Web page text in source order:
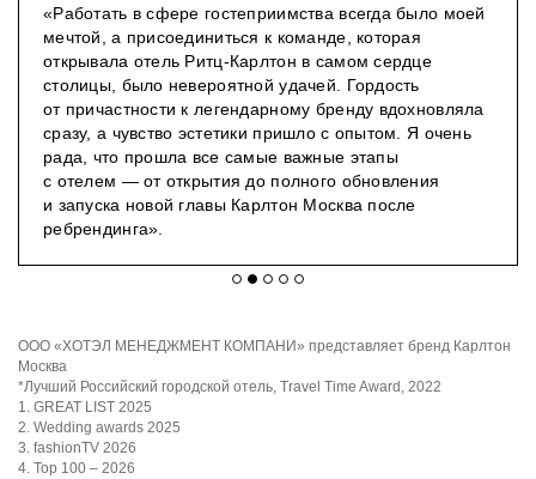
«Работать в сфере гостеприимства всегда было моей
мечтой, а присоединиться к команде, которая
открывала отель Ритц-Карлтон в самом сердце
столицы, было невероятной удачей. Гордость
от причастности к легендарному бренду вдохновляла
сразу, а чувство эстетики пришло с опытом. Я очень
рада, что прошла все самые важные этапы
с отелем — от открытия до полного обновления
и запуска новой главы Карлтон Москва после
ребрендинга».
ООО «ХОТЭЛ МЕНЕДЖМЕНТ КОМПАНИ» представляет бренд Карлтон
Москва
*Лучший Российский городской отель, Travel Time Award, 2022
1. GREAT LIST 2025
2. Wedding awards 2025
3. fashionTV 2026
4. Top 100 – 2026